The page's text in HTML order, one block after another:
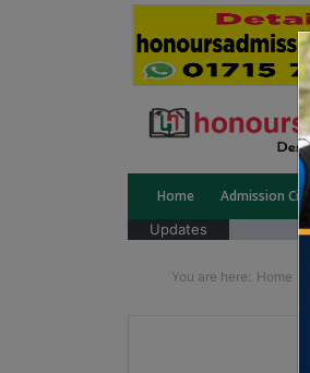
Home Admission
Updates
You are here: Home